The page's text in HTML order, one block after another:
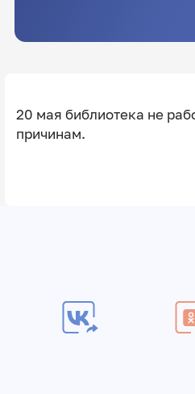
20 мая библиотека не
причинам.